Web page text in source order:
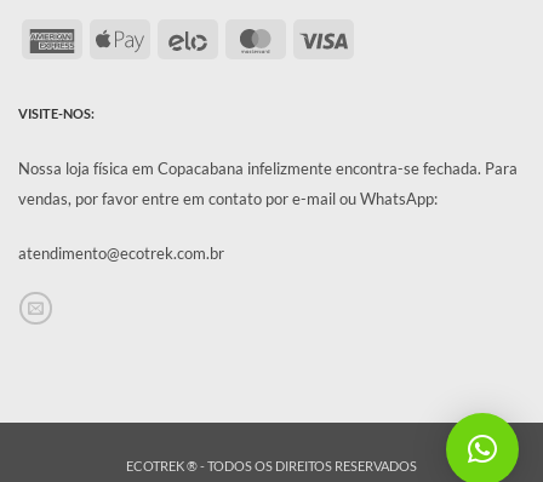
VISITE-NOS:
Nossa loja física em Copacabana infelizmente encontra-se fechada. Para
vendas, por favor entre em contato por e-mail ou WhatsApp:
atendimento@ecotrek.com.br
AmericanApple
MasterCard
ECOTREK ® - TODOS OS DIREITOS RESERVADOS